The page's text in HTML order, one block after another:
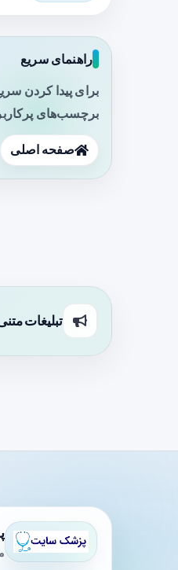
راهنمای سریع
برای پیدا کردن
برچسب‌های
صفحه اصلی
تبلیغات